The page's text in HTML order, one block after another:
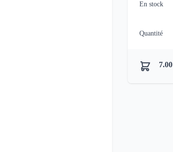
En stock
Quantité
7.00